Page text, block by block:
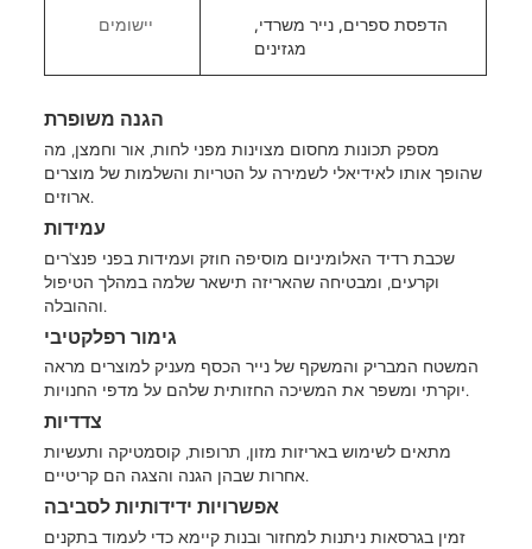
יישומים
הדפסת ספרים, נייר משרדי,
מגזינים
הגנה משופרת
מספק תכונות מחסום מצוינות מפני לחות, אור וחמצן, מה
שהופך אותו לאידיאלי לשמירה על הטריות והשלמות של מוצרים
ארוזים.
עמידות
שכבת רדיד האלומיניום מוסיפה חוזק ועמידות בפני פנצ'רים
וקרעים, ומבטיחה שהאריזה תישאר שלמה במהלך הטיפול
וההובלה.
גימור רפלקטיבי
המשטח המבריק והמשקף של נייר הכסף מעניק למוצרים מראה
יוקרתי ומשפר את המשיכה החזותית שלהם על מדפי החנויות.
צדדיות
מתאים לשימוש באריזות מזון, תרופות, קוסמטיקה ותעשיות
אחרות שבהן הגנה והצגה הם קריטיים.
אפשרויות ידידותיות לסביבה
זמין בגרסאות ניתנות למחזור ובנות קיימא כדי לעמוד בתקנים